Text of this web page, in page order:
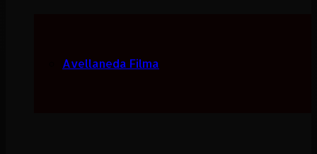
Avellaneda Filma